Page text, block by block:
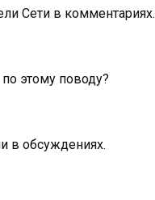
Сети в комментариях.
этому поводу?
в обсуждениях.